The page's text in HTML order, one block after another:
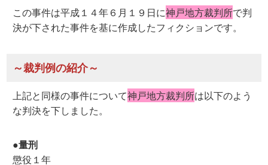
この事件は平成１４年６月１９日に神戸地方裁判所で判
決が下された事件を基に作成したフィクションです。
～裁判例の紹介～
上記と同様の事件について神戸地方裁判所は以下のよう
な判決を下しました。
●量刑
懲役１年